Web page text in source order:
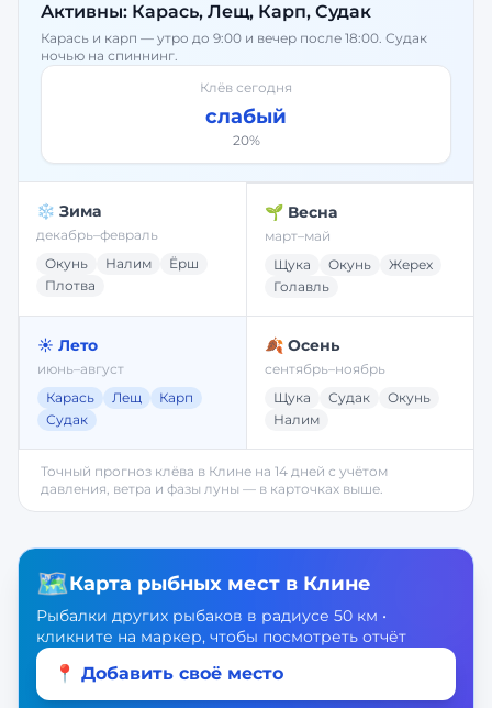
Активны: Карась, Лещ, Карп, Судак
Карась и карп — утро до 9:00 и вечер после 18:00. Судак
ночью на спиннинг.
Клёв сегодня
слабый
20%
❄️ Зима
декабрь–февраль
Окунь
Налим
Ёрш
Плотва
🌱 Весна
март–май
Щука
Окунь
Жерех
Голавль
☀️ Лето
июнь–август
Карась
Лещ
Карп
Судак
🍂 Осень
сентябрь–ноябрь
Щука
Судак
Окунь
Налим
Точный прогноз клёва в Клине на 14 дней с учётом
давления, ветра и фазы луны — в карточках выше.
🗺️Карта рыбных мест в Клине
Рыбалки других рыбаков в радиусе 50 км •
кликните на маркер, чтобы посмотреть отчёт
📍 Добавить своё место